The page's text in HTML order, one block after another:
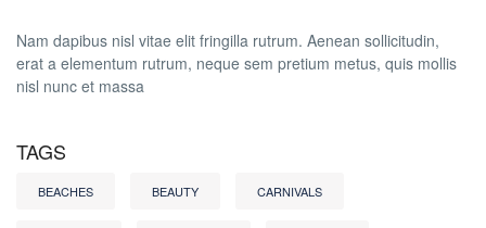
Nam dapibus nisl vitae elit fringilla rutrum. Aenean sollicitudin,
erat a elementum rutrum, neque sem pretium metus, quis mollis
nisl nunc et massa
TAGS
BEACHES BEAUTY CARNIVALS